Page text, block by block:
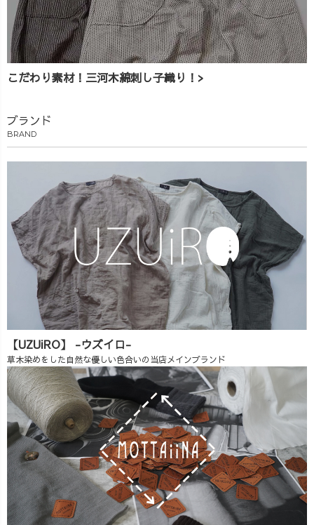
こだわり素材！三河木綿刺し子織り！>
ブランド
BRAND
【UZUiRO】 -ウズイロ-
草木染めをした自然な優しい色合いの当店メインブランド